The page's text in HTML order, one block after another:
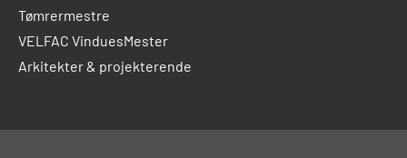
Tømrermestre
VELFAC VinduesMester
Arkitekter & projekterende